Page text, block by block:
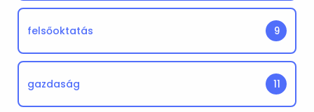
felsőoktatás 9
gazdaság 11